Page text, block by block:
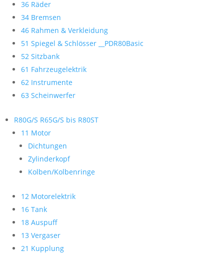
36 Räder
34 Bremsen
46 Rahmen & Verkleidung
51 Spiegel & Schlösser __PDR80Basic
52 Sitzbank
61 Fahrzeugelektrik
62 Instrumente
63 Scheinwerfer
R80G/S R65G/S bis R80ST
11 Motor
Dichtungen
Zylinderkopf
Kolben/Kolbenringe
12 Motorelektrik
16 Tank
18 Auspuff
13 Vergaser
21 Kupplung